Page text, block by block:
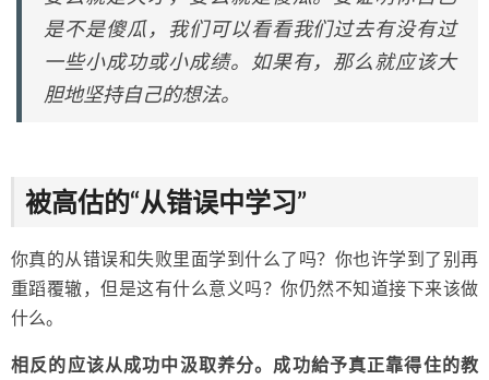
是不是傻瓜，我们可以看看我们过去有没有过
一些小成功或小成绩。如果有，那么就应该大
胆地坚持自己的想法。
被高估的“从错误中学习”
你真的从错误和失败里面学到什么了吗？你也许学到了别再
重蹈覆辙，但是这有什么意义吗？你仍然不知道接下来该做
什么。
相反的应该从成功中汲取养分。成功給予真正靠得住的教